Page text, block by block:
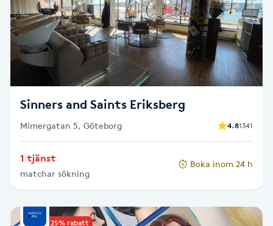
Nagelsvamp
Nageltrång
Naglar borttagning
Naglar reparation
Sinners and Saints Eriksberg
Mimergatan 5, Göteborg 4.81341
1 tjänst
matchar sökning
Boka inom 24 h
Upp till 25% rabatt